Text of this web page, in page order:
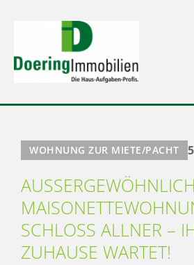
WOHNUNG ZUR MIETE/PACHT
SCHLOSS ALLNER –
ZUHAUSE WARTET!